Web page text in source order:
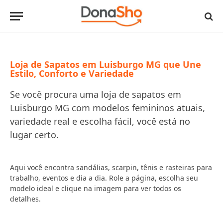
Loja de Sapatos em Luisburgo MG que Une
Estilo, Conforto e Variedade
Se você procura uma loja de sapatos em
Luisburgo MG com modelos femininos atuais,
variedade real e escolha fácil, você está no
lugar certo.
Aqui você encontra sandálias, scarpin, tênis e rasteiras para
trabalho, eventos e dia a dia. Role a página, escolha seu
modelo ideal e clique na imagem para ver todos os
detalhes.